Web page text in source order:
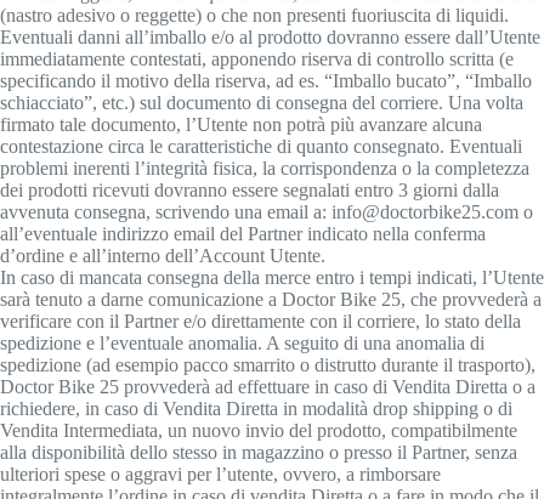
(nastro adesivo o reggette) o che non presenti fuoriuscita di liquidi.
Eventuali danni all’imballo e/o al prodotto dovranno essere dall’Utente
immediatamente contestati, apponendo riserva di controllo scritta (e
specificando il motivo della riserva, ad es. “Imballo bucato”, “Imballo
schiacciato”, etc.) sul documento di consegna del corriere. Una volta
firmato tale documento, l’Utente non potrà più avanzare alcuna
contestazione circa le caratteristiche di quanto consegnato. Eventuali
problemi inerenti l’integrità fisica, la corrispondenza o la completezza
dei prodotti ricevuti dovranno essere segnalati entro 3 giorni dalla
avvenuta consegna, scrivendo una email a: info@doctorbike25.com o
all’eventuale indirizzo email del Partner indicato nella conferma
d’ordine e all’interno dell’Account Utente.
In caso di mancata consegna della merce entro i tempi indicati, l’Utente
sarà tenuto a darne comunicazione a Doctor Bike 25, che provvederà a
verificare con il Partner e/o direttamente con il corriere, lo stato della
spedizione e l’eventuale anomalia. A seguito di una anomalia di
spedizione (ad esempio pacco smarrito o distrutto durante il trasporto),
Doctor Bike 25 provvederà ad effettuare in caso di Vendita Diretta o a
richiedere, in caso di Vendita Diretta in modalità drop shipping o di
Vendita Intermediata, un nuovo invio del prodotto, compatibilmente
alla disponibilità dello stesso in magazzino o presso il Partner, senza
ulteriori spese o aggravi per l’utente, ovvero, a rimborsare